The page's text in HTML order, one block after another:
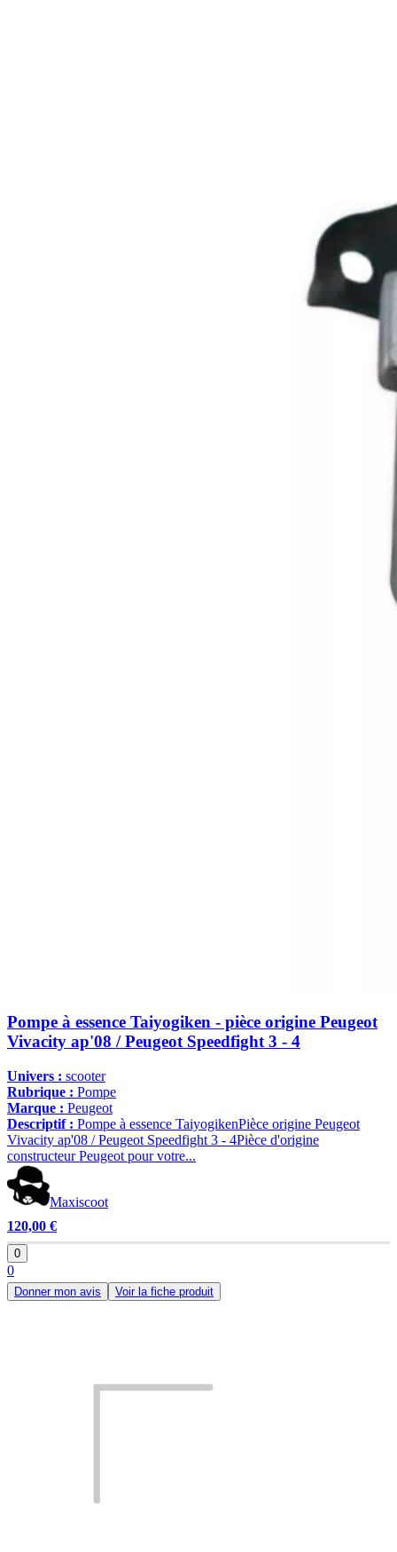
Pompe à essence Taiyogiken - pièce origine Peugeot
Vivacity ap'08 / Peugeot Speedfight 3 - 4
Univers : scooter
Rubrique : Pompe
Marque : Peugeot
Descriptif : Pompe à essence TaiyogikenPièce origine Peugeot
Vivacity ap'08 / Peugeot Speedfight 3 - 4Pièce d'origine
constructeur Peugeot pour votre...
Maxiscoot
120,00 €
0
0
Donner mon avis Voir la fiche produit